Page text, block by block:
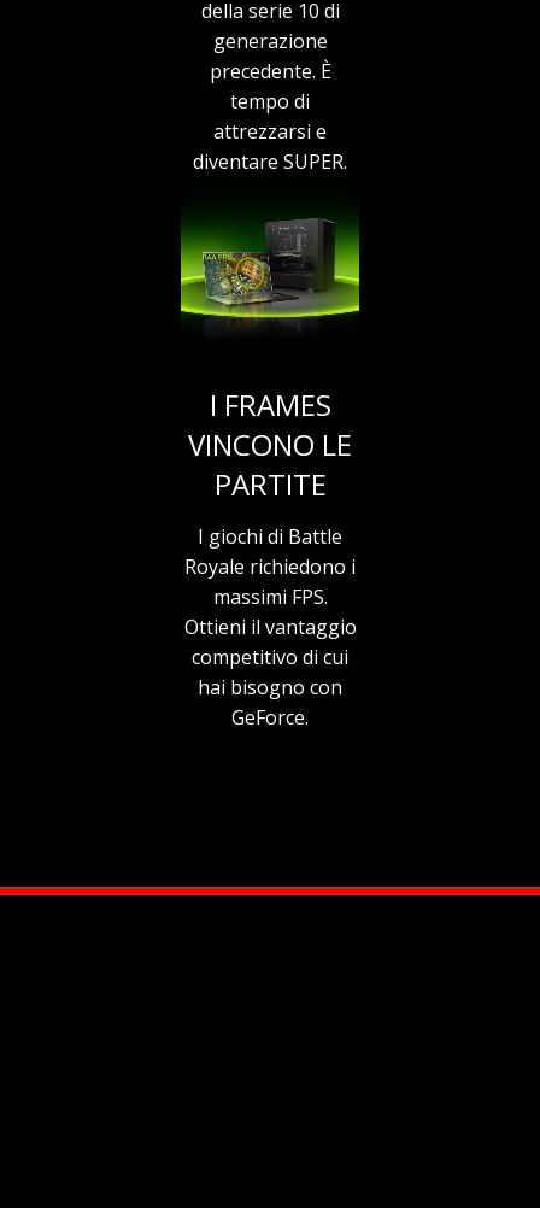
della serie 10 di
generazione
precedente. È
tempo di
attrezzarsi e
diventare SUPER.
I FRAMES
VINCONO LE
PARTITE
I giochi di Battle
Royale richiedono i
massimi FPS.
Ottieni il vantaggio
competitivo di cui
hai bisogno con
GeForce.